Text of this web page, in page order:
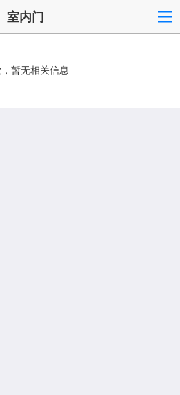
室内门
暂无相关信息